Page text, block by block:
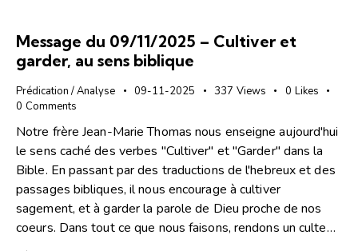
Message du 09/11/2025 – Cultiver et
garder, au sens biblique
Prédication / Analyse 09-11-2025 337 Views 0 Likes
0 Comments
Notre frère Jean-Marie Thomas nous enseigne aujourd'hui
le sens caché des verbes "Cultiver" et "Garder" dans la
Bible. En passant par des traductions de l'hebreux et des
passages bibliques, il nous encourage à cultiver
sagement, et à garder la parole de Dieu proche de nos
coeurs. Dans tout ce que nous faisons, rendons un culte…